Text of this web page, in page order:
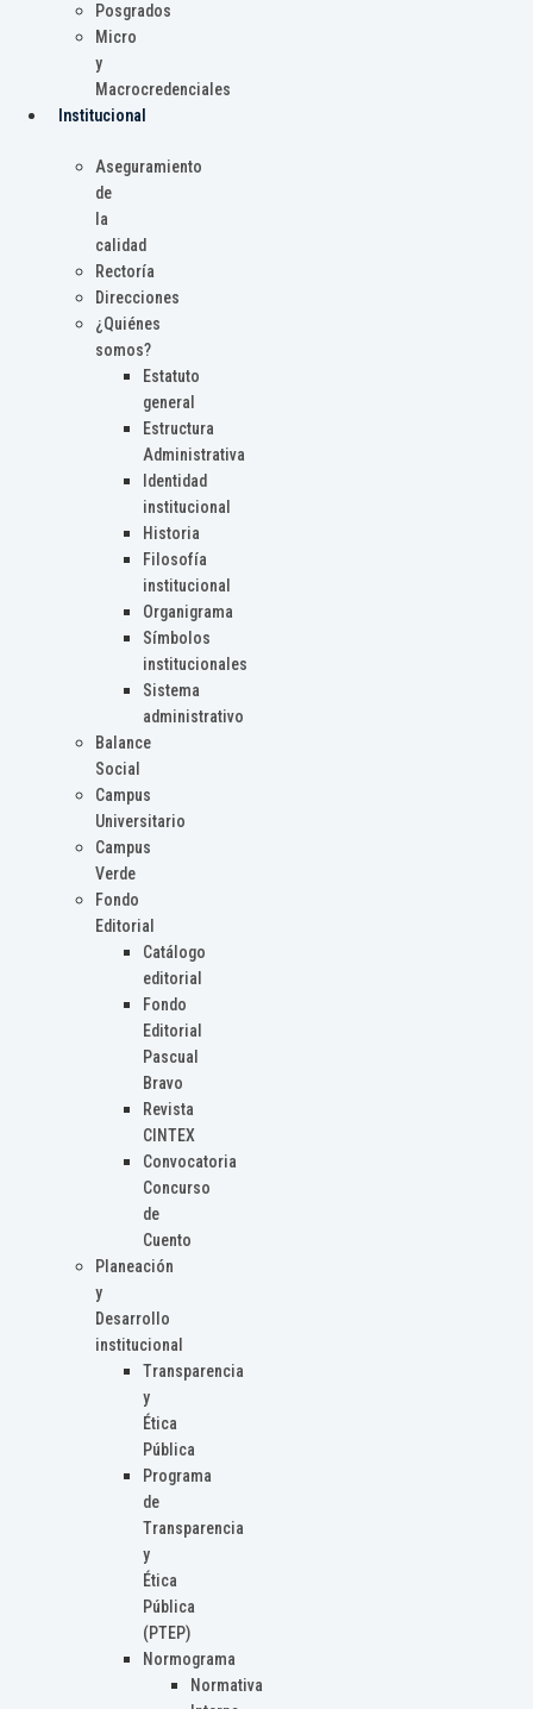
Posgrados
Micro
y
Macrocredenciales
Institucional
Aseguramiento
de
la
calidad
Rectoría
Direcciones
¿Quiénes
somos?
Estatuto
general
Estructura
Administrativa
Identidad
institucional
Historia
Filosofía
institucional
Organigrama
Símbolos
institucionales
Sistema
administrativo
Balance
Social
Campus
Universitario
Campus
Verde
Fondo
Editorial
Catálogo
editorial
Fondo
Editorial
Pascual
Bravo
Revista
CINTEX
Convocatoria
Concurso
de
Cuento
Planeación
y
Desarrollo
institucional
Transparencia
y
Ética
Pública
Programa
de
Transparencia
y
Ética
Pública
(PTEP)
Normograma
Normativa